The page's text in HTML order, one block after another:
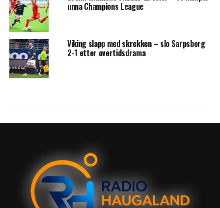
unna Champions League
Viking slapp med skrekken – slo Sarpsborg
2-1 etter overtidsdrama